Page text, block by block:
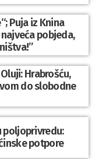
Puja iz Knina
pobjeda,
Hrabrošću,
do slobodne
poljoprivredu:
potpore